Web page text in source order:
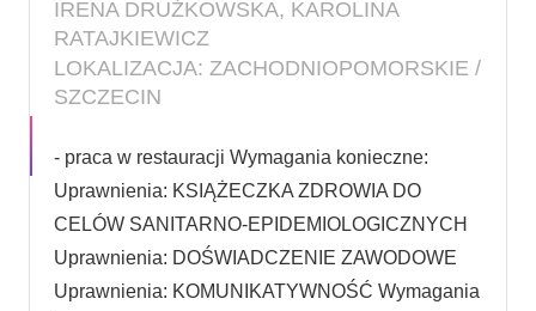
IRENA DRUŻKOWSKA, KAROLINA
RATAJKIEWICZ
LOKALIZACJA: ZACHODNIOPOMORSKIE /
SZCZECIN
- praca w restauracji Wymagania konieczne:
Uprawnienia: KSIĄŻECZKA ZDROWIA DO
CELÓW SANITARNO-EPIDEMIOLOGICZNYCH
Uprawnienia: DOŚWIADCZENIE ZAWODOWE
Uprawnienia: KOMUNIKATYWNOŚĆ Wymagania